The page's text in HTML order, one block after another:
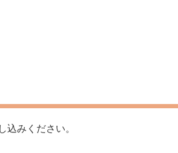
込みください。